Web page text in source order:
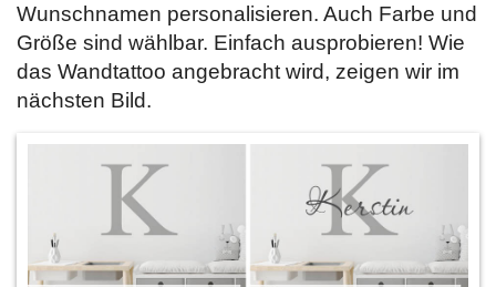
Wunschnamen personalisieren. Auch Farbe und
Größe sind wählbar. Einfach ausprobieren! Wie
das Wandtattoo angebracht wird, zeigen wir im
nächsten Bild.